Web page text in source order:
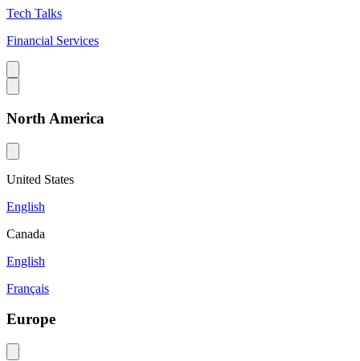
Tech Talks
Financial Services
North America
United States
English
Canada
English
Français
Europe